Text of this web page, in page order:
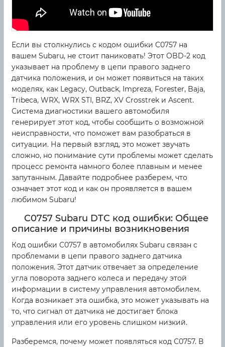
Если вы столкнулись с кодом ошибки C0757 на
вашем Subaru, не стоит паниковать! Этот OBD-2 код
указывает на проблему в цепи правого заднего
датчика положения, и он может появиться на таких
моделях, как Legacy, Outback, Impreza, Forester, Baja,
Tribeca, WRX, WRX STI, BRZ, XV Crosstrek и Ascent.
Система диагностики вашего автомобиля
генерирует этот код, чтобы сообщить о возможной
неисправности, что поможет вам разобраться в
ситуации. На первый взгляд, это может звучать
сложно, но понимание сути проблемы может сделать
процесс ремонта намного более плавным и менее
запутанным. Давайте подробнее разберем, что
означает этот код и как он проявляется в вашем
любимом Subaru!
C0757 Subaru DTC код ошибки: Общее
описание и причины возникновения
Код ошибки C0757 в автомобилях Subaru связан с
проблемами в цепи правого заднего датчика
положения. Этот датчик отвечает за определение
угла поворота заднего колеса и передачу этой
информации в систему управления автомобилем.
Когда возникает эта ошибка, это может указывать на
то, что сигнал от датчика не достигает блока
управления или его уровень слишком низкий.
Разберемся, почему может появляться код C0757. В